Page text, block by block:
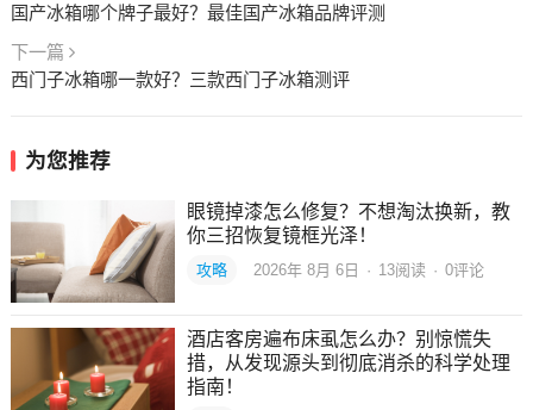
国产冰箱哪个牌子最好？最佳国产冰箱品牌评测
下一篇
西门子冰箱哪一款好？三款西门子冰箱测评
为您推荐
眼镜掉漆怎么修复？不想淘汰换新，教
你三招恢复镜框光泽！
攻略 2026年 8月 6日 · 13阅读 · 0评论
酒店客房遍布床虱怎么办？别惊慌失
措，从发现源头到彻底消杀的科学处理
指南！